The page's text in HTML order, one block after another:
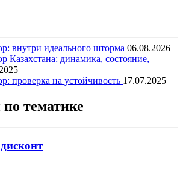
внутри идеального шторма 06.08.2026
Казахстана: динамика, состояние,
проверка на устойчивость 17.07.2025
тематике